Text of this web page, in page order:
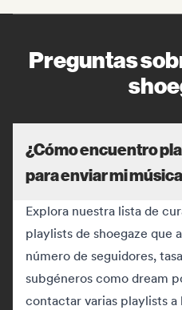
Preguntas
¿Cómo encuentro
para enviar mi
Explora nuestra lista de
playlists de shoegaze que
número de seguidores,
subgéneros como dream
contactar varias playlists